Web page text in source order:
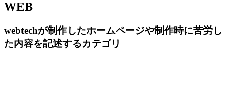
WEB
webtechが制作したホームページや制作時に苦労し
た内容を記述するカテゴリ